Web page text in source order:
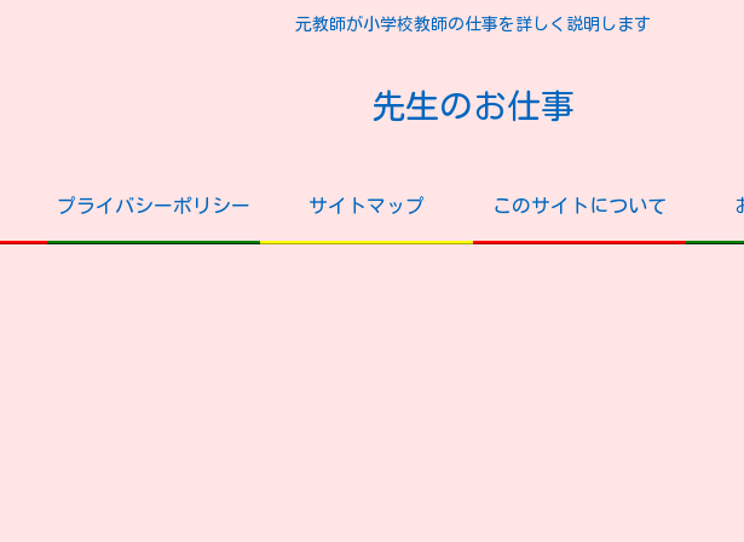
元教師が小学校教師の仕事を詳しく説明します
先生のお仕事
プライバシーポリシー サイトマップ このサイトについて